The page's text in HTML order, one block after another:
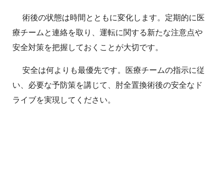
術後の状態は時間とともに変化します。定期的に医
療チームと連絡を取り、運転に関する新たな注意点や
安全対策を把握しておくことが大切です。
安全は何よりも最優先です。医療チームの指示に従
い、必要な予防策を講じて、肘全置換術後の安全なド
ライブを実現してください。